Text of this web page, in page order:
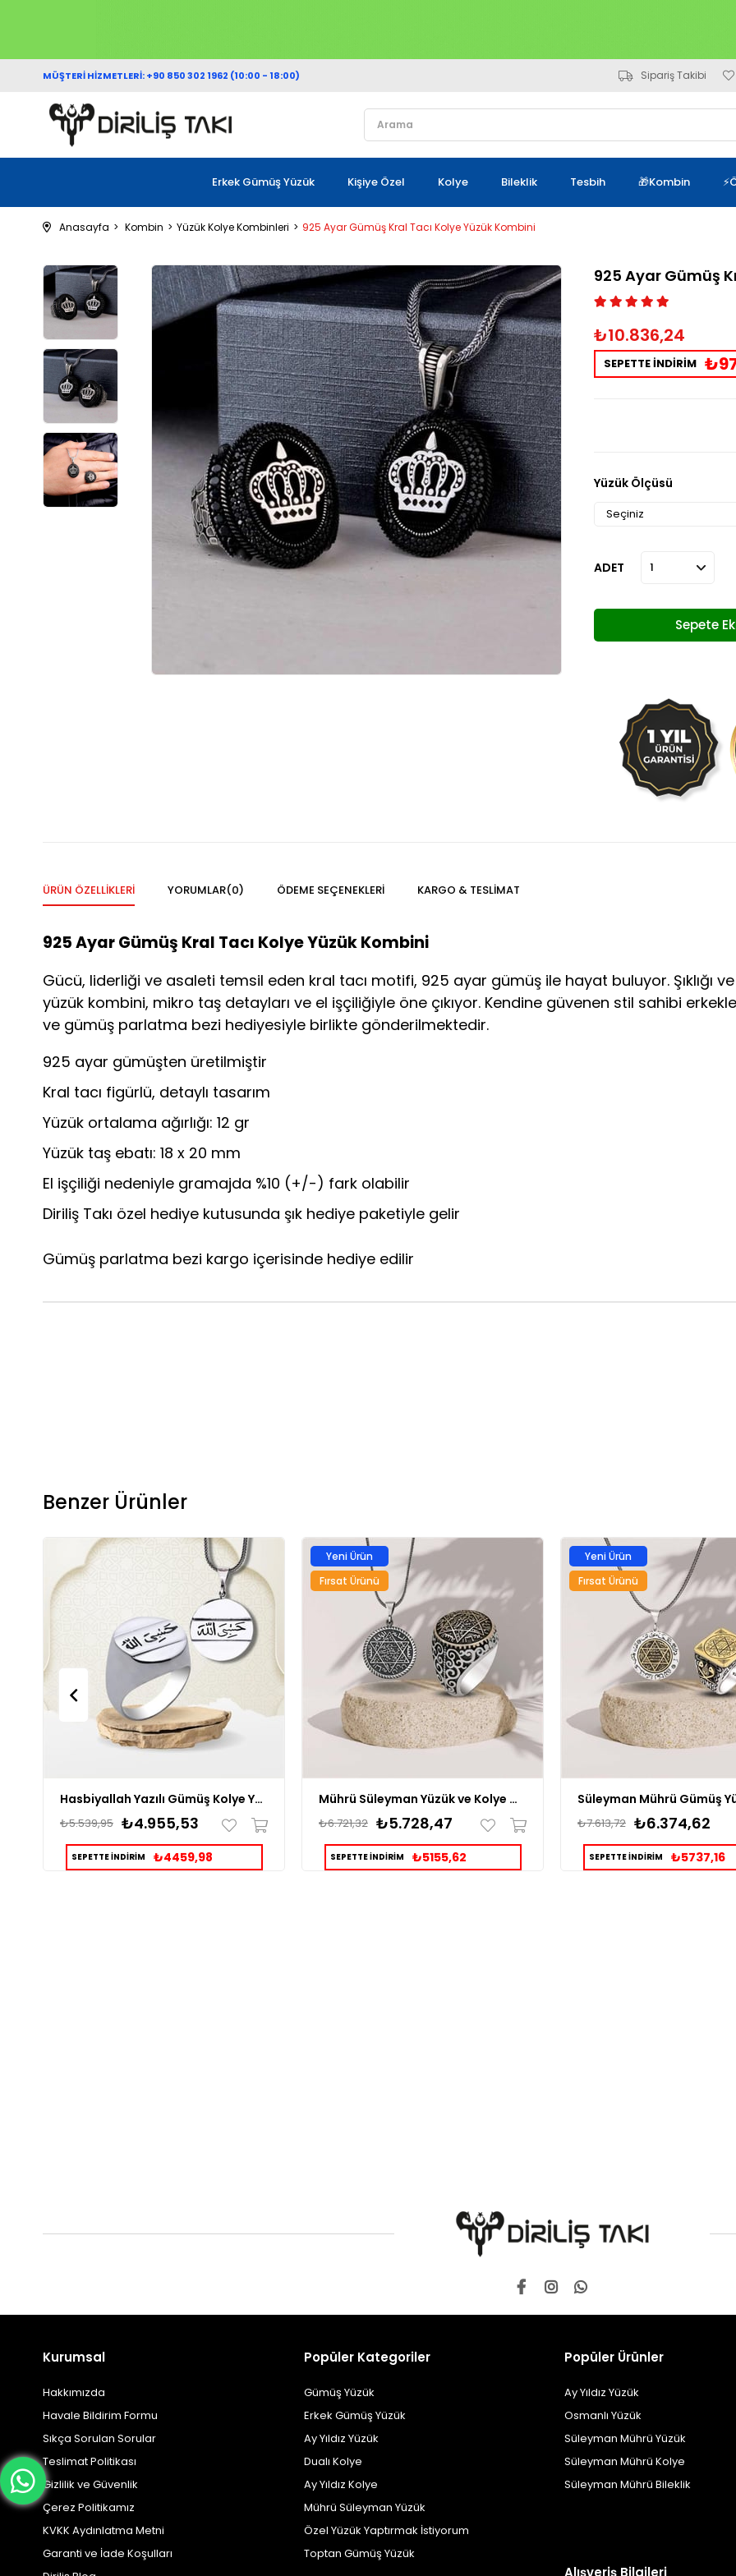
MÜŞTERİ HİZMETLERİ: +90 850 302 1962 (10:00 - 18:00) Sipariş Takibi
Erkek Gümüş Yüzük Kişiye Özel Kolye Bileklik Tesbih 🎁Kombin
Anasayfa Kombin Yüzük Kolye Kombinleri 925 Ayar Gümüş Kral Tacı Kolye Yüzük Kombini
925 Ayar Gümüş
₺10.836,24
SEPETTE İNDİRİM
Yüzük Ölçüsü
ADET
ÜRÜN ÖZELLIKLERI YORUMLAR(0) ÖDEME SEÇENEKLERI KARGO & TESLIMAT
925 Ayar Gümüş Kral Tacı Kolye Yüzük Kombini
Gücü, liderliği ve asaleti temsil eden kral tacı motifi, 925 ayar gümüş ile hayat buluyor. Şıklığı
yüzük kombini, mikro taş detayları ve el işçiliğiyle öne çıkıyor. Kendine güvenen stil sahibi
ve gümüş parlatma bezi hediyesiyle birlikte gönderilmektedir.
925 ayar gümüşten üretilmiştir
Kral tacı figürlü, detaylı tasarım
Yüzük ortalama ağırlığı: 12 gr
Yüzük taş ebatı: 18 x 20 mm
El işçiliği nedeniyle gramajda %10 (+/-) fark olabilir
Diriliş Takı özel hediye kutusunda şık hediye paketiyle gelir
Gümüş parlatma bezi kargo içerisinde hediye edilir
Benzer Ürünler
Hasbiyallah Yazılı Gümüş Kolye Yüzük Kombin
₺4.955,53
₺5.539,95
SEPETTE İNDİRİM ₺4459,98
Mührü Süleyman Yüzük ve Kolye Gümüş Kombini
₺5.728,47
₺6.721,32
SEPETTE İNDİRİM ₺5155,62
Yeni Ürün
Fırsat Ürünü
₺6.374,62
₺7.613,72
SEPETTE İNDİRİM ₺5737,16
Yeni Ürün
Fırsat Ürünü
Kurumsal
Hakkımızda
Havale Bildirim Formu
Sıkça Sorulan Sorular
Teslimat Politikası
Gizlilik ve Güvenlik
Çerez Politikamız
KVKK Aydınlatma Metni
Garanti ve İade Koşulları
Popüler Kategoriler
Gümüş Yüzük
Erkek Gümüş Yüzük
Ay Yıldız Yüzük
Dualı Kolye
Ay Yıldız Kolye
Mührü Süleyman Yüzük
Özel Yüzük Yaptırmak İstiyorum
Toptan Gümüş Yüzük
Popüler Ürünler
Ay Yıldız Yüzük
Osmanlı Yüzük
Süleyman Mührü Yüzük
Süleyman Mührü Kolye
Süleyman Mührü Bileklik
Alışveriş Bilgileri